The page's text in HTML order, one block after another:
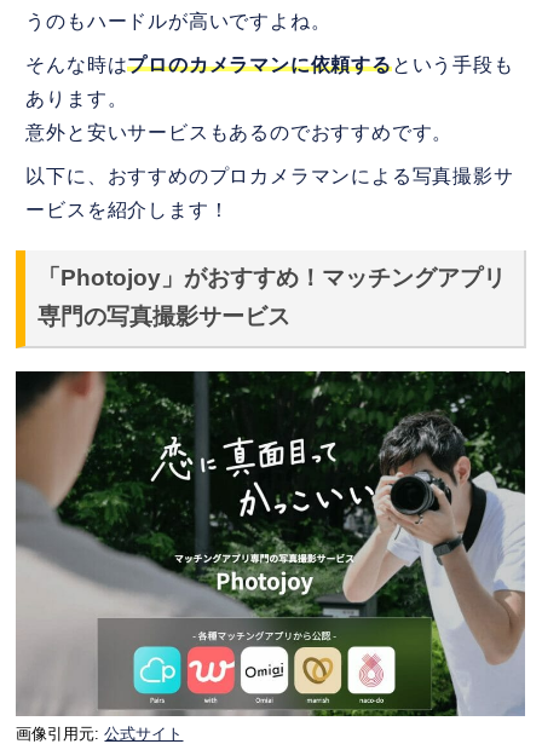
うのもハードルが高いですよね。
そんな時はプロのカメラマンに依頼するという手段も
あります。
意外と安いサービスもあるのでおすすめです。
以下に、おすすめのプロカメラマンによる写真撮影サ
ービスを紹介します！
「Photojoy」がおすすめ！マッチングアプリ
専門の写真撮影サービス
画像引用元:公式サイト